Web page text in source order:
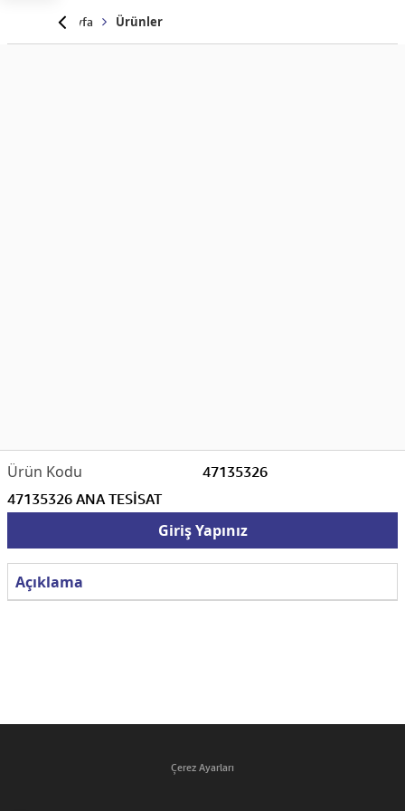
Anasayfa Ürünler
47135326
47135326 ANA TESİSAT
Giriş Yapınız
Açıklama
Çerez Ayarları